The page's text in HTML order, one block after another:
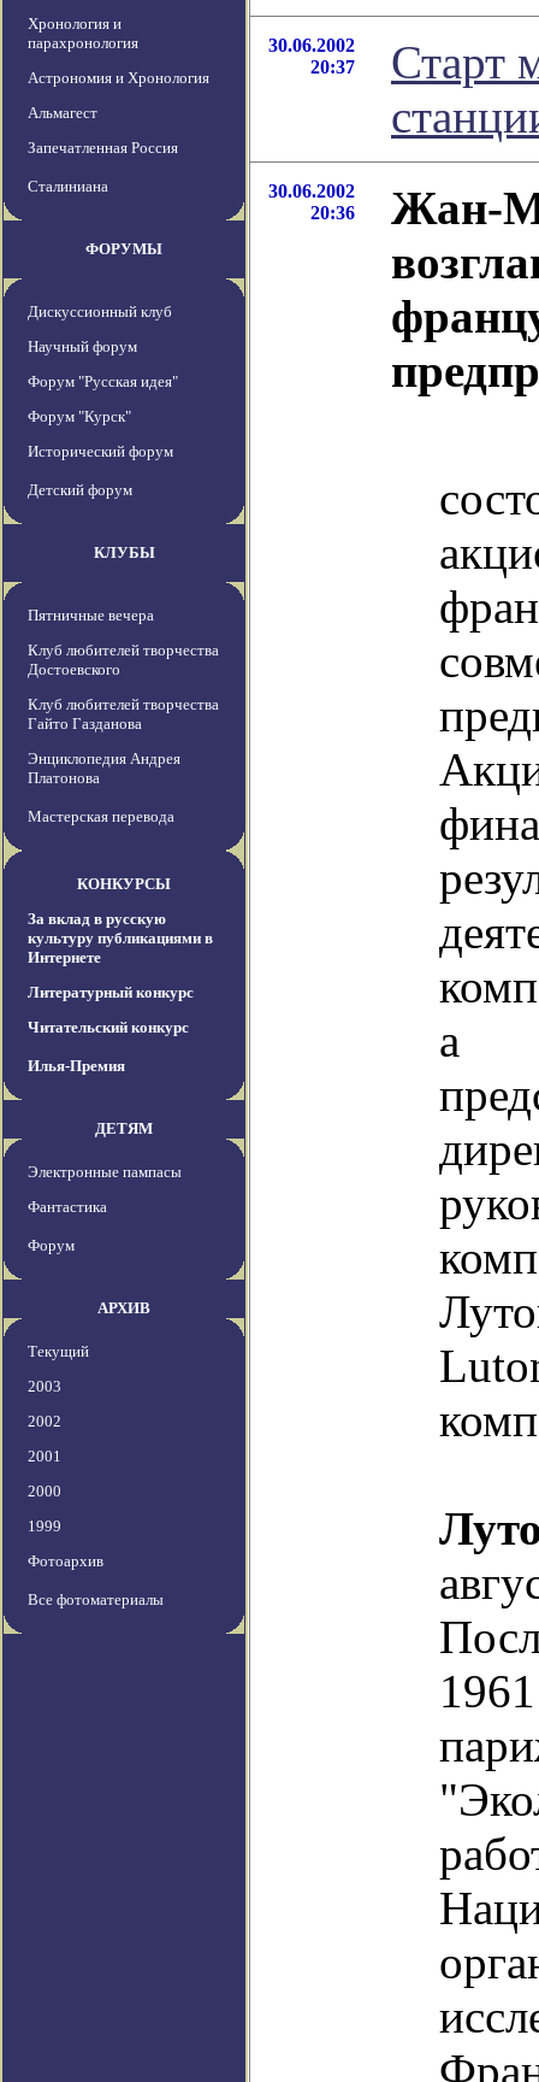
Хронология и
парахронология
Астрономия и Хронология
Альмагест
Запечатленная Россия
Сталиниана
ФОРУМЫ
Дискуссионный клуб
Научный форум
Форум "Русская идея"
Форум "Курск"
Исторический форум
Детский форум
КЛУБЫ
Пятничные вечера
Клуб любителей творчества
Достоевского
Клуб любителей творчества
Гайто Газданова
Энциклопедия Андрея
Платонова
Мастерская перевода
КОНКУРСЫ
За вклад в русскую
культуру публикациями в
Интернете
Литературный конкурс
Читательский конкурс
Илья-Премия
ДЕТЯМ
Электронные пампасы
Фантастика
Форум
АРХИВ
Текущий
2003
2002
2001
2000
1999
Фотоархив
Все фотоматериалы
30.06.2002
20:37
Старт
30.06.2002
20:36
Жан-
а